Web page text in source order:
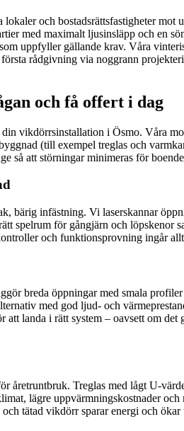
och bostadsrättsfastigheter
med maximalt ljusinsläpp och
uppfyller gällande krav. Våra
rådgivning via noggrann
och få offert i dag
vikdörrsinstallation i Ösmo. Våra
(till exempel treglas och
så att störningar minimeras för
infästning. Vi laserskannar
spelrum för gångjärn och
och funktionsprovning ingår
breda öppningar med smala
med god ljud- och
landa i rätt system – oavsett om
åretruntbruk. Treglas med lågt U-
lägre uppvärmningskostnader
tätad vikdörr sparar energi och